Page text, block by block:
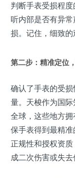
判断手表受损程
听内部是否有异
损。记住，细致的
第二步：精准定位
确认了手表的受
量。天梭作为国
全球，这些地方
保手表得到最精
正规性和授权资
成二次伤害或失去